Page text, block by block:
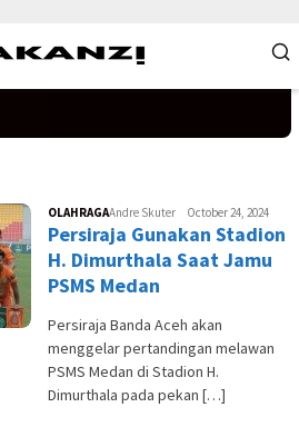
OLAHRAGAAndre Skuter October 24, 2024
Persiraja Gunakan Stadion
H. Dimurthala Saat Jamu
PSMS Medan
Persiraja Banda Aceh akan
menggelar pertandingan melawan
PSMS Medan di Stadion H.
Dimurthala pada pekan […]